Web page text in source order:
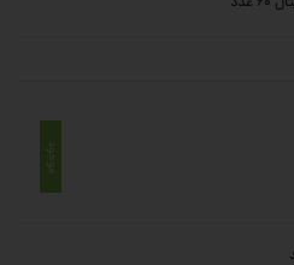
موجود